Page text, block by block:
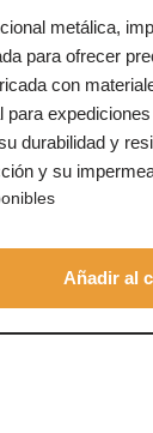
metálica,
para ofrecer
con
para
durabilidad y
y su
Añadir al